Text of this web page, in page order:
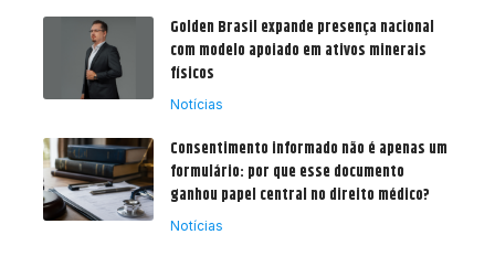
Golden Brasil expande presença nacional
com modelo apoiado em ativos minerais
físicos
Notícias
Consentimento informado não é apenas um
formulário: por que esse documento
ganhou papel central no direito médico?
Notícias